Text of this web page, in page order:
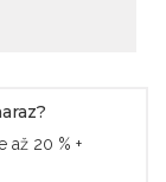
až 20 % +